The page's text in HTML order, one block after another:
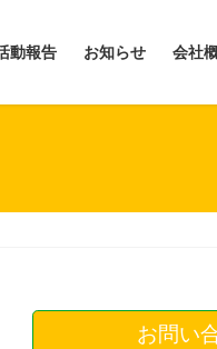
動報告 お知らせ 会社
お問い